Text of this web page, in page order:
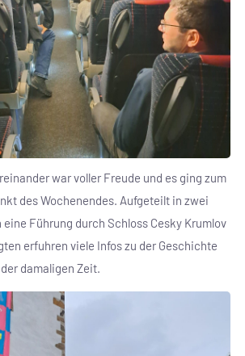
war voller Freude und es ging zum
des Wochenendes. Aufgeteilt in zwei
eine Führung durch Schloss Cesky Krumlov
erfuhren viele Infos zu der Geschichte
damaligen Zeit.